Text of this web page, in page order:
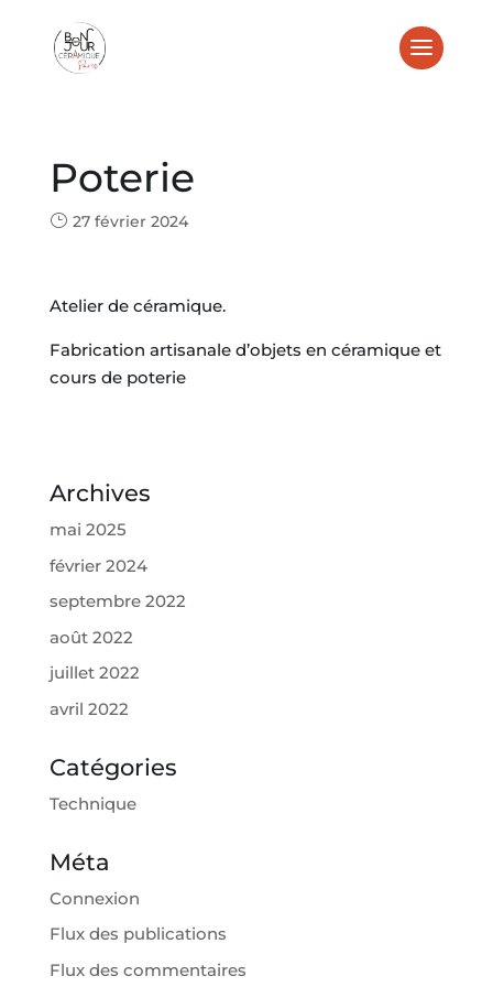
Poterie
27 février 2024
Atelier de céramique.
Fabrication artisanale d’objets en céramique et
cours de poterie
Archives
mai 2025
février 2024
septembre 2022
août 2022
juillet 2022
avril 2022
Catégories
Technique
Méta
Connexion
Flux des publications
Flux des commentaires